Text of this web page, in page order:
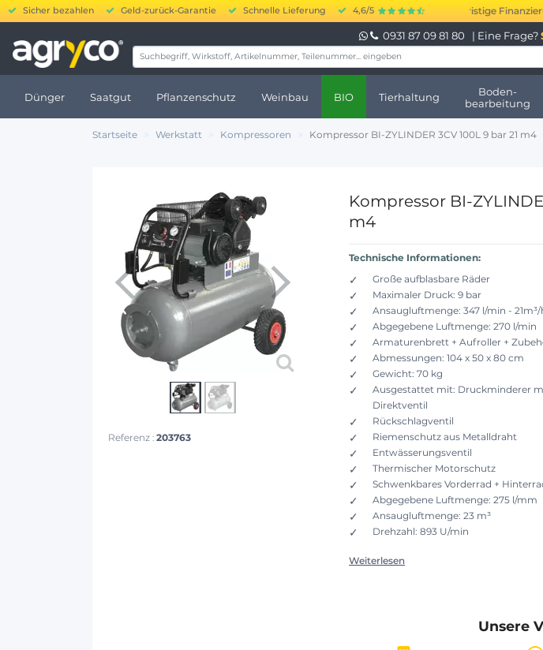
Sicher bezahlen Geld-zurück-Garantie Schnelle Lieferung 4,6/5
20.000 bis 250.000 € kurzfristige Finanzierung
0931 87 09 81 80 | Eine Frage?
Dünger Saatgut Pflanzenschutz Weinbau BIO Tierhaltung
Boden-
bearbeitung
Startseite Werkstatt Kompressoren Kompressor BI-ZYLINDER 3CV 100L 9 bar 21 m4
Referenz : 203763
Kompressor BI-
m4
Technische Informationen:
Große aufblasbare Räder
Maximaler Druck: 9 bar
Ansaugluftmenge: 347 l/min - 21m³/
Abgegebene Luftmenge: 270 l/min
Armaturenbrett + Aufroller +
Abmessungen: 104 x 50 x 80 cm
Gewicht: 70 kg
Ausgestattet mit: Druckminderer
Direktventil
Rückschlagventil
Riemenschutz aus Metalldraht
Entwässerungsventil
Thermischer Motorschutz
Schwenkbares Vorderrad +
Abgegebene Luftmenge: 275 l/mm
Ansaugluftmenge: 23 m³
Drehzahl: 893 U/min
Weiterlesen
Unsere